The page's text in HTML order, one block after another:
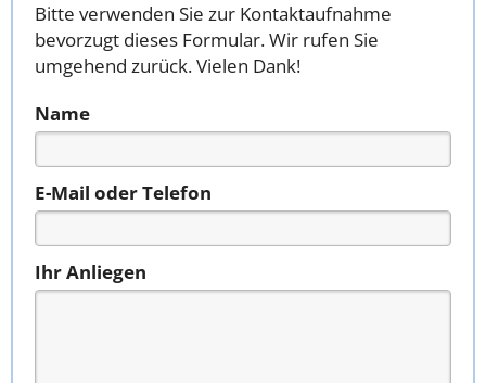
Bitte verwenden Sie zur Kontaktaufnahme
bevorzugt dieses Formular. Wir rufen Sie
umgehend zurück. Vielen Dank!
Name
E-Mail oder Telefon
Ihr Anliegen